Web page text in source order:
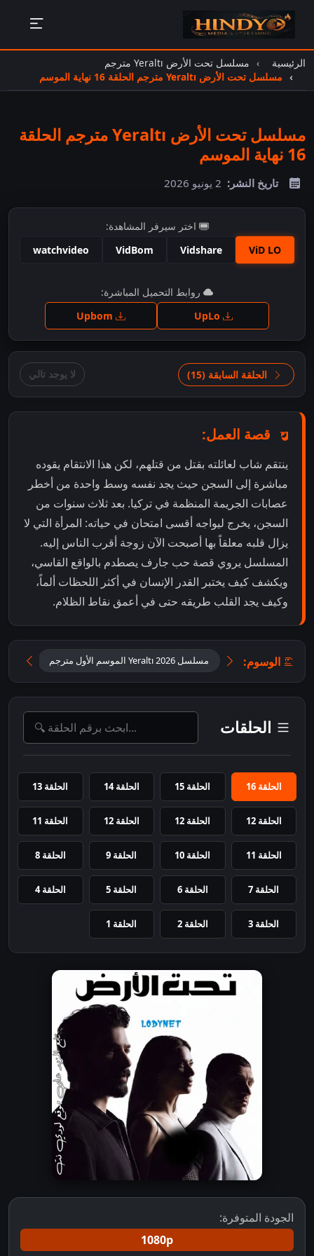
الرئيسية
مسلسل تحت الأرض Yeraltı مترجم
مسلسل تحت الأرض Yeraltı مترجم الحلقة 16 نهاية الموسم
مسلسل تحت الأرض Yeraltı مترجم الحلقة
16 نهاية الموسم
تاريخ النشر: 2 يونيو 2026
اختر سيرفر المشاهدة:
ViD LO
Vidshare
VidBom
watchvideo
اضغط للمشاهدة
روابط التحميل المباشرة:
الحلقة السابقة (15) لا يوجد تالي
قصة العمل:
ينتقم شاب لعائلته بقتل من قتلهم، لكن هذا الانتقام يقوده
مباشرة إلى السجن حيث يجد نفسه وسط واحدة من أخطر
عصابات الجريمة المنظمة في تركيا. بعد ثلاث سنوات من
السجن، يخرج ليواجه أقسى امتحان في حياته: المرأة التي لا
يزال قلبه معلقاً بها أصبحت الآن زوجة أقرب الناس إليه.
المسلسل يروي قصة حب جارف يصطدم بالواقع القاسي،
ويكشف كيف يختبر القدر الإنسان في أكثر اللحظات ألماً،
وكيف يجد القلب طريقه حتى في أعمق نقاط الظلام.
الوسوم: مسلسل Yeraltı 2026 الموسم الأول مترجم
الحلقات
الحلقة 16 الحلقة 15 الحلقة 14 الحلقة 13
الحلقة 12 الحلقة 12 الحلقة 12 الحلقة 11
الحلقة 11 الحلقة 10 الحلقة 9 الحلقة 8
الحلقة 7 الحلقة 6 الحلقة 5 الحلقة 4
الحلقة 3 الحلقة 2 الحلقة 1
الجودة المتوفرة:
1080p